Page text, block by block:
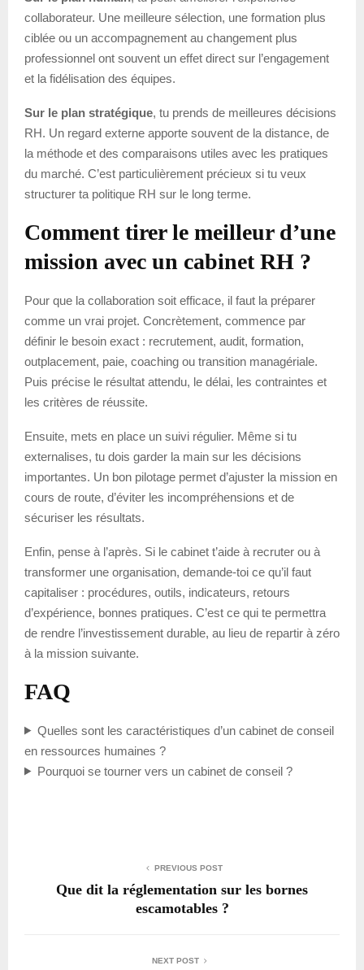
collaborateur. Une meilleure sélection, une formation plus
ciblée ou un accompagnement au changement plus
professionnel ont souvent un effet direct sur l’engagement
et la fidélisation des équipes.
Sur le plan stratégique, tu prends de meilleures décisions
RH. Un regard externe apporte souvent de la distance, de
la méthode et des comparaisons utiles avec les pratiques
du marché. C’est particulièrement précieux si tu veux
structurer ta politique RH sur le long terme.
Comment tirer le meilleur d’une
mission avec un cabinet RH ?
Pour que la collaboration soit efficace, il faut la préparer
comme un vrai projet. Concrètement, commence par
définir le besoin exact : recrutement, audit, formation,
outplacement, paie, coaching ou transition managériale.
Puis précise le résultat attendu, le délai, les contraintes et
les critères de réussite.
Ensuite, mets en place un suivi régulier. Même si tu
externalises, tu dois garder la main sur les décisions
importantes. Un bon pilotage permet d’ajuster la mission en
cours de route, d’éviter les incompréhensions et de
sécuriser les résultats.
Enfin, pense à l’après. Si le cabinet t’aide à recruter ou à
transformer une organisation, demande-toi ce qu’il faut
capitaliser : procédures, outils, indicateurs, retours
d’expérience, bonnes pratiques. C’est ce qui te permettra
de rendre l’investissement durable, au lieu de repartir à zéro
à la mission suivante.
FAQ
Quelles sont les caractéristiques d’un cabinet de conseil
en ressources humaines ?
Pourquoi se tourner vers un cabinet de conseil ?
PREVIOUS POST
Que dit la réglementation sur les bornes
escamotables ?
NEXT POST